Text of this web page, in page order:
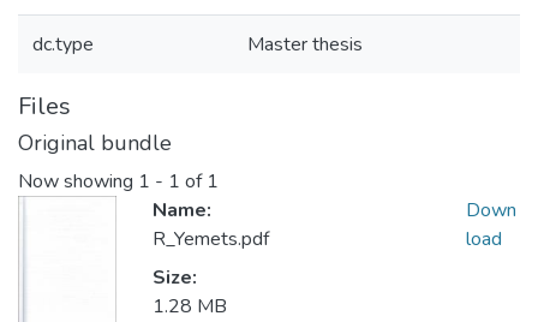
dc.type Master thesis
Files
Original bundle
Now showing 1 - 1 of 1
Name:
R_Yemets.pdf
Size:
1.28 MB
Down
load